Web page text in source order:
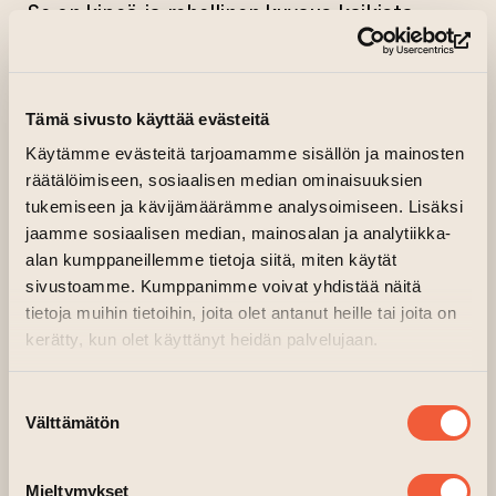
Tämä sivusto käyttää evästeitä
Käytämme evästeitä tarjoamamme sisällön ja mainosten
räätälöimiseen, sosiaalisen median ominaisuuksien
tukemiseen ja kävijämäärämme analysoimiseen. Lisäksi
jaamme sosiaalisen median, mainosalan ja analytiikka-
alan kumppaneillemme tietoja siitä, miten käytät
sivustoamme. Kumppanimme voivat yhdistää näitä
tietoja muihin tietoihin, joita olet antanut heille tai joita on
kerätty, kun olet käyttänyt heidän palvelujaan.
valinta
Välttämätön
Mieltymykset
Se on kipeä ja rehellinen kuvaus kaikista
yhteiskunnan kipupisteissä. Paineista,
Tämä on laulu eksyjille, eksyskelijöille,
eksytetyille. Mosaiikkitaulu orpoudelle,
outoudelle, joutomaille jätetyille.
Puristat sisaruksen kättä kun maailmanloppu
hyökyy ylitsenne. Ollapa kolo johon
kainalokkain käpertyä, talviturkki suojaa
pakkaselta.